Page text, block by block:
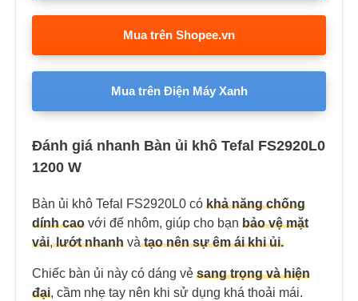
Mua trên Shopee.vn
Mua trên Điện Máy Xanh
Đánh giá nhanh Bàn ủi khô Tefal FS2920L0
1200 W
Bàn ủi khô Tefal FS2920L0 có khả năng chống
dính cao với đế nhôm, giúp cho bạn bảo vệ mặt
vải,lướt nhanh vàtạo nên sự êm ái khi ủi.
Chiếc bàn ủi này có dáng vẻ sang trọng và hiện
đại, cầm nhẹ tay nên khi sử dụng khá thoải mái.